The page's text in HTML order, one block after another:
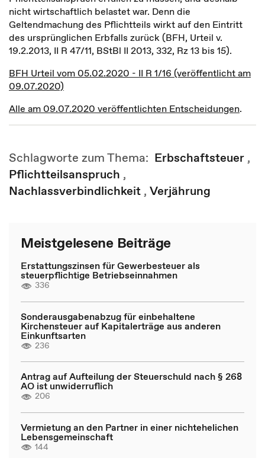
nicht wirtschaftlich belastet war. Denn die
Geltendmachung des Pflichtteils wirkt auf den Eintritt
des ursprünglichen Erbfalls zurück (BFH, Urteil v.
19.2.2013, II R 47/11, BStBl II 2013, 332, Rz 13 bis 15).
BFH Urteil vom 05.02.2020 - II R 1/16 (veröffentlicht am
09.07.2020)
Alle am 09.07.2020 veröffentlichten Entscheidungen.
Schlagworte zum Thema: Erbschaftsteuer ,
Pflichtteilsanspruch ,
Nachlassverbindlichkeit , Verjährung
Meistgelesene Beiträge
Erstattungszinsen für Gewerbesteuer als
steuerpflichtige Betriebseinnahmen
336
Sonderausgabenabzug für einbehaltene
Kirchensteuer auf Kapitalerträge aus anderen
Einkunftsarten
236
Antrag auf Aufteilung der Steuerschuld nach § 268
AO ist unwiderruflich
206
Vermietung an den Partner in einer nichtehelichen
Lebensgemeinschaft
144